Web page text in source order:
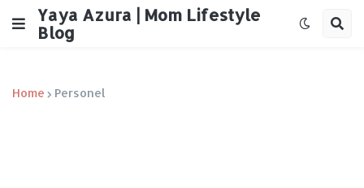
Yaya Azura | Mom Lifestyle
Blog
Home Personel